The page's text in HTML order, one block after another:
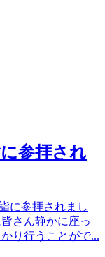
参拝され
に参拝されまし
さん静かに座っ
り行うことがで...